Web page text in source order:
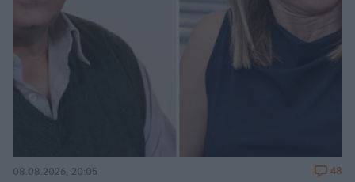
08.08.2026, 20:05 48